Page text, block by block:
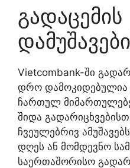
გადაცემის
Vietcombank-ში
დრო დამოკიდებულია
ჩართულ
შიდა
ჩვეულებრივ
დღეს ან მომდევნო
საერთაშორისო